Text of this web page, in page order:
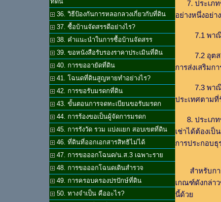
36. วิธีป้องกันการหลอกลวงเกี่ยวกับที่ดิน
37. ซื้อบ้านจัดสรรดีอย่างไร?
38. คำแนะนำในการซื้อบ้านจัดสรร
39. ขอหนังสือรับรองราคาประเมินที่ดิน
40. การขออายัดที่ดิน
41. โฉนดที่ดินสูญหายทำอย่างไร?
42. การขอรับมรดกที่ดิน
43. ขั้นตอนการจดทะเบียนขอรับมรดก
44. การร้องขอเป็นผู้จัดการมรดก
45. การรังวัด รวม แบ่งแยก สอบเขตที่ดิน
46. ที่ดินที่ออกเอกสารสิทธิไม่ได้
47. การขอออกโฉนด/น.ส.3 เฉพาะราย
48. การขอออกโฉนดเดินสำรวจ
49. การครอบครองปรปักษ์ที่ดิน
50. ทางจำเป็น คืออะไร?
7. ประเภท
อย่างหนึ่งอย่า
7.1 พาณิชย
7.2 อุตสาห
การส่งเสริมก
7.3 พาณิชย
ประเทศตาม
8. ประเภท
เช่าได้ต้องเ
การประกอบ
สำหรับก
เกณฑ์ดังกล่า
นี้ด้วย